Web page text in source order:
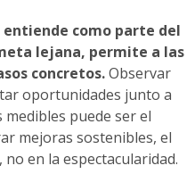
entiende como parte del
lejana, permite a las
concretos.Observar
oportunidades junto a
puede ser el
mejoras sostenibles, el
en la espectacularidad.